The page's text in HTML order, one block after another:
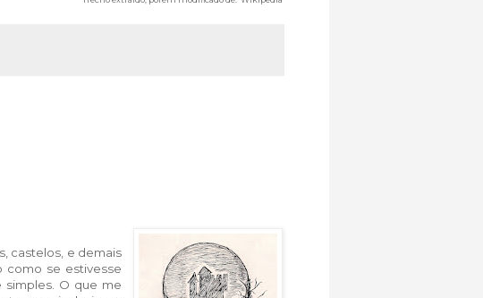
castelos, e demais
como se estivesse
simples. O que me